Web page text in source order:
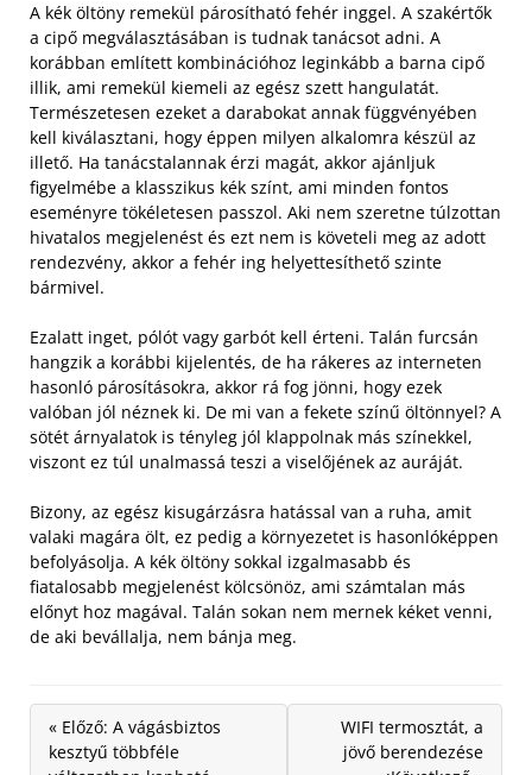
A kék öltöny remekül párosítható fehér inggel. A szakértők
a cipő megválasztásában is tudnak tanácsot adni. A
korábban említett kombinációhoz leginkább a barna cipő
illik, ami remekül kiemeli az egész szett hangulatát.
Természetesen ezeket a darabokat annak függvényében
kell kiválasztani, hogy éppen milyen alkalomra készül az
illető. Ha tanácstalannak érzi magát, akkor ajánljuk
figyelmébe a klasszikus kék színt, ami minden fontos
eseményre tökéletesen passzol. Aki nem szeretne túlzottan
hivatalos megjelenést és ezt nem is követeli meg az adott
rendezvény, akkor a fehér ing helyettesíthető szinte
bármivel.
Ezalatt inget, pólót vagy garbót kell érteni. Talán furcsán
hangzik a korábbi kijelentés, de ha rákeres az interneten
hasonló párosításokra, akkor rá fog jönni, hogy ezek
valóban jól néznek ki. De mi van a fekete színű öltönnyel? A
sötét árnyalatok is tényleg jól klappolnak más színekkel,
viszont ez túl unalmassá teszi a viselőjének az auráját.
Bizony, az egész kisugárzásra hatással van a ruha, amit
valaki magára ölt, ez pedig a környezetet is hasonlóképpen
befolyásolja. A kék öltöny sokkal izgalmasabb és
fiatalosabb megjelenést kölcsönöz, ami számtalan más
előnyt hoz magával. Talán sokan nem mernek kéket venni,
de aki bevállalja, nem bánja meg.
« Előző: A vágásbiztos
kesztyű többféle
WIFI termosztát, a
jövő berendezése